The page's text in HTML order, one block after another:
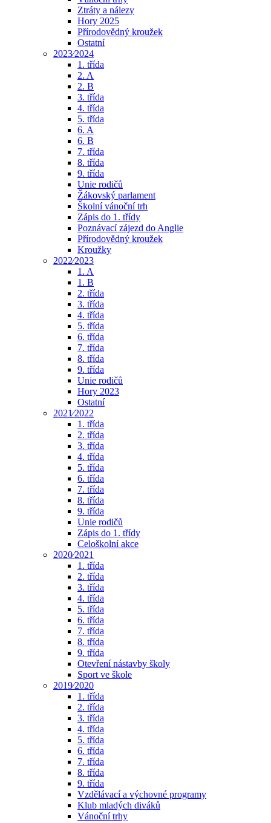
Ztráty a nálezy
Hory 2025
Přírodovědný kroužek
Ostatní
2023⁄2024
1. třída
2. A
2. B
3. třída
4. třída
5. třída
6. A
6. B
7. třída
8. třída
9. třída
Unie rodičů
Žákovský parlament
Školní vánoční trh
Zápis do 1. třídy
Poznávací zájezd do Anglie
Přírodovědný kroužek
Kroužky
2022⁄2023
1. A
1. B
2. třída
3. třída
4. třída
5. třída
6. třída
7. třída
8. třída
9. třída
Unie rodičů
Hory 2023
Ostatní
2021⁄2022
1. třída
2. třída
3. třída
4. třída
5. třída
6. třída
7. třída
8. třída
9. třída
Unie rodičů
Zápis do 1. třídy
Celoškolní akce
2020⁄2021
1. třída
2. třída
3. třída
4. třída
5. třída
6. třída
7. třída
8. třída
9. třída
Otevření nástavby školy
Sport ve škole
2019⁄2020
1. třída
2. třída
3. třída
4. třída
5. třída
6. třída
7. třída
8. třída
9. třída
Vzdělávací a výchovné programy
Klub mladých diváků
Vánoční trhy